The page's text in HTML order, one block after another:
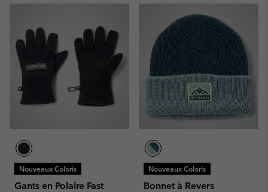
Nouveaux Coloris
Gants en Polaire Fast
Nouveaux Coloris
Bonnet à Revers